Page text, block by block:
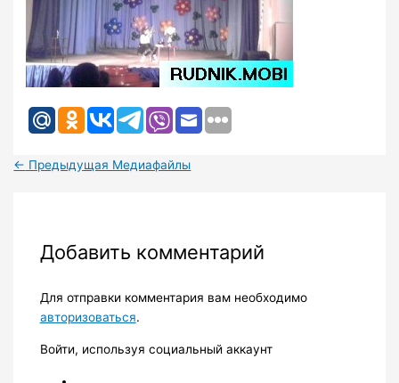
← Предыдущая Медиафайлы
Добавить комментарий
Для отправки комментария вам необходимо
авторизоваться.
Войти, используя социальный аккаунт